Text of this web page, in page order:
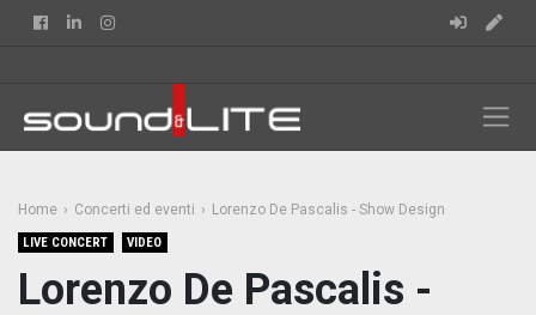
FacebookLinkedin
Home Concerti ed eventi Lorenzo De Pascalis - Show Design
LIVE CONCERT VIDEO
Lorenzo De Pascalis -